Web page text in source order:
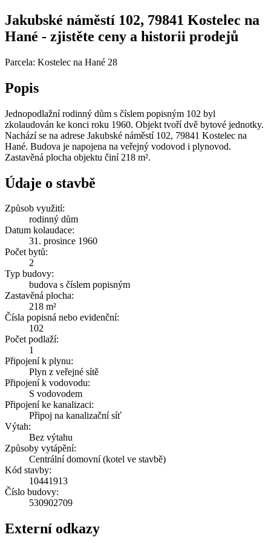
Jakubské náměstí 102, 79841 Kostelec na
Hané - zjistěte ceny a historii prodejů
Parcela: Kostelec na Hané 28
Popis
Jednopodlažní rodinný dům s číslem popisným 102 byl
zkolaudován ke konci roku 1960. Objekt tvoří dvě bytové jednotky.
Nachází se na adrese Jakubské náměstí 102, 79841 Kostelec na
Hané. Budova je napojena na veřejný vodovod i plynovod.
Zastavěná plocha objektu činí 218 m².
Údaje o stavbě
Způsob využití:
rodinný dům
Datum kolaudace:
31. prosince 1960
Počet bytů:
2
Typ budovy:
budova s číslem popisným
Zastavěná plocha:
218 m²
Čísla popisná nebo evidenční:
102
Počet podlaží:
1
Připojení k plynu:
Plyn z veřejné sítě
Připojení k vodovodu:
S vodovodem
Připojení ke kanalizaci:
Připoj na kanalizační síť
Výtah:
Bez výtahu
Způsoby vytápění:
Centrální domovní (kotel ve stavbě)
Kód stavby:
10441913
Číslo budovy:
530902709
Externí odkazy